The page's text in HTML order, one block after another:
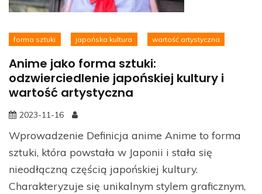
forma sztuki japońska kultura wartość artystyczna
Anime jako forma sztuki:
odzwierciedlenie japońskiej kultury i
wartość artystyczna
2023-11-16
Wprowadzenie Definicja anime Anime to forma
sztuki, która powstała w Japonii i stała się
nieodłączną częścią japońskiej kultury.
Charakteryzuje się unikalnym stylem graficznym,